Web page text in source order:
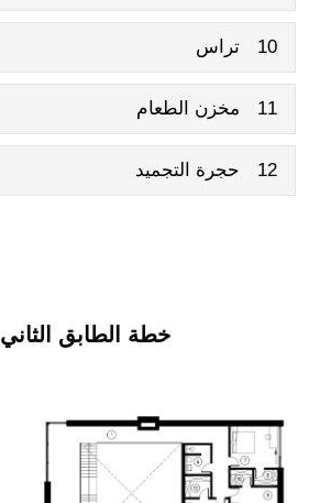
10 تراس
11 مخزن الطعام
12 حجرة التجميد
خطة الطابق الثاني